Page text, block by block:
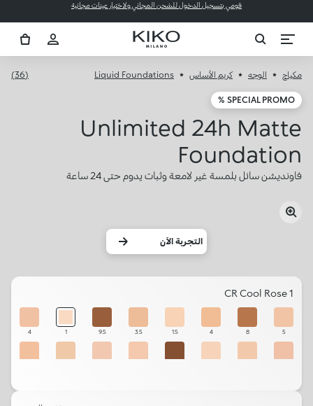
قومي بتسجيل الدخول للشحن المجاني ولاختيار عينات مجانية
مكياج الوجه كريم الأساس Liquid Foundations
(36)
SPECIAL PROMO %
Unlimited 24h Matte
Foundation
فاونديشن سائل بلمسة غير لامعة وثبات يدوم حتى 24 ساعة
التجربة الآن
1 CR Cool Rose
5
8
4
1.5
3.5
9.5
1
4